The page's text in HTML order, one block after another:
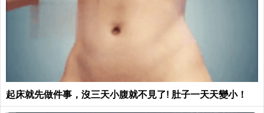
起床就先做件事，沒三天小腹就不見了! 肚子一天天變小！